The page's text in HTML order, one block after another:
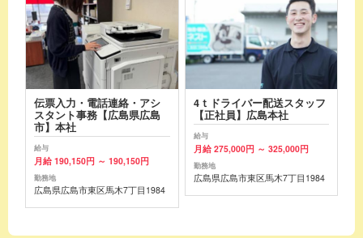
伝票入力・電話連絡・アシ
スタント事務【広島県広島
市】本社
給与
月給 190,150円 ～ 190,150円
勤務地
広島県広島市東区馬木7丁目1984
4ｔドライバー配送スタッフ
【正社員】広島本社
給与
月給 275,000円 ～ 325,000円
勤務地
広島県広島市東区馬木7丁目1984